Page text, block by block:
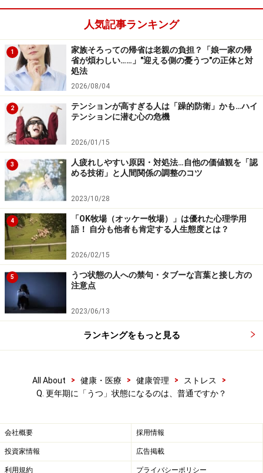
人気記事ランキング
1
家族そろっての帰省は老親の負担？「娘一家の帰
省が煩わしい……」"迎える側の憂うつ"の正体と対
処法
2026/08/04
2
テンションが高すぎる人は「躁的防衛」かも…ハイ
テンションに潜む心の危機
2026/01/15
3
人疲れしやすい原因・対処法…自他の価値観を「認
める技術」と人間関係の調整のコツ
2023/10/28
4
「OK牧場（オッケー牧場）」は優れた心理学用
語！ 自分も他者も肯定する人生態度とは？
2026/02/15
5
うつ状態の人への禁句・タブーな言葉と接し方の
注意点
2023/06/13
ランキングをもっと見る
All About > 健康・医療 > 健康管理 > ストレス
>
Q. 更年期に「うつ」状態になるのは、普通ですか？
会社概要 採用情報
投資家情報 広告掲載
利用規約 プライバシーポリシー